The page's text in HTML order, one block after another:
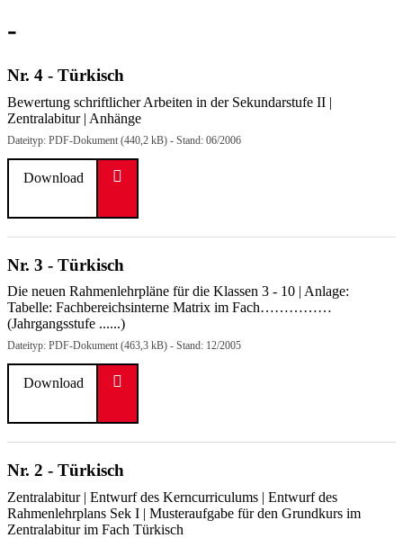
-
Nr. 4 - Türkisch
Bewertung schriftlicher Arbeiten in der Sekundarstufe II |
Zentralabitur | Anhänge
Dateityp: PDF-Dokument (440,2 kB) - Stand: 06/2006
Download
Nr. 3 - Türkisch
Die neuen Rahmenlehrpläne für die Klassen 3 - 10 | Anlage:
Tabelle: Fachbereichsinterne Matrix im Fach……………
(Jahrgangsstufe ......)
Dateityp: PDF-Dokument (463,3 kB) - Stand: 12/2005
Download
Nr. 2 - Türkisch
Zentralabitur | Entwurf des Kerncurriculums | Entwurf des
Rahmenlehrplans Sek I | Musteraufgabe für den Grundkurs im
Zentralabitur im Fach Türkisch